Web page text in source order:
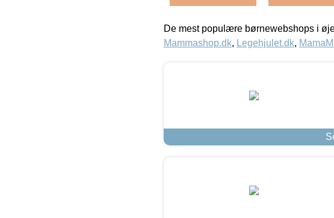
De mest populære børnewebshops i
Mammashop.dk, Legehjulet.dk,